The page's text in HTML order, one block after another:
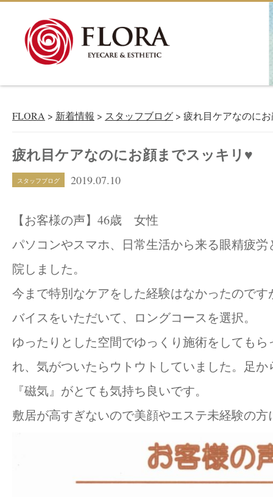
FLORA > 新着情報 > スタッフブログ > 疲れ目ケアなのに
疲れ目ケアなのにお顔までスッキリ♥
スタッフブログ 2019.07.10
【お客様の声】46歳 女性
パソコンやスマホ、日常生活から来る眼精疲
院しました。
今まで特別なケアをした経験はなかったので
バイスをいただいて、ロングコースを選択。
ゆったりとした空間でゆっくり施術をしても
れ、気がついたらウトウトしていました。足
『磁気』がとても気持ち良いです。
敷居が高すぎないので美顔やエステ未経験の